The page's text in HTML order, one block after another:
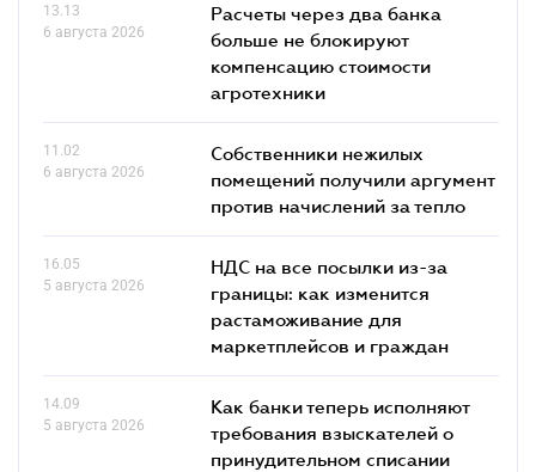
13.13
6 августа 2026
Расчеты через два банка
больше не блокируют
компенсацию стоимости
агротехники
11.02
6 августа 2026
Собственники нежилых
помещений получили аргумент
против начислений за тепло
16.05
5 августа 2026
НДС на все посылки из-за
границы: как изменится
растаможивание для
маркетплейсов и граждан
14.09
5 августа 2026
Как банки теперь исполняют
требования взыскателей о
принудительном списании